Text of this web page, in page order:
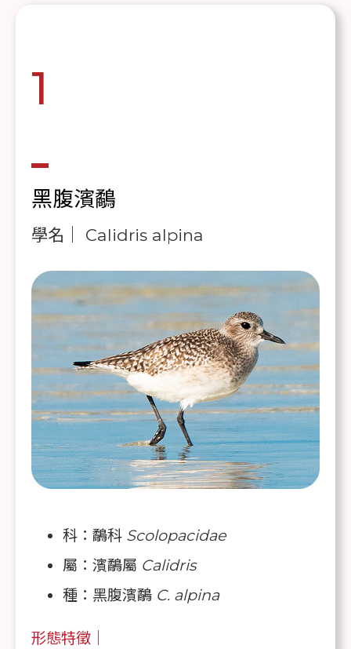
1
黑腹濱鷸
學名｜ Calidris alpina
科：鷸科 Scolopacidae
屬：濱鷸屬 Calidris
種：黑腹濱鷸 C. alpina
形態特徵｜